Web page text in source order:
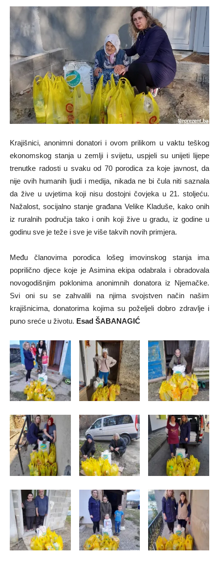
Krajišnici, anonimni donatori i ovom prilikom u vaktu teškog
ekonomskog stanja u zemlji i svijetu, uspjeli su unijeti lijepe
trenutke radosti u svaku od 70 porodica za koje javnost, da
nije ovih humanih ljudi i medija, nikada ne bi čula niti saznala
da žive u uvjetima koji nisu dostojni čovjeka u 21. stoljeću.
Nažalost, socijalno stanje građana Velike Kladuše, kako onih
iz ruralnih područja tako i onih koji žive u gradu, iz godine u
godinu sve je teže i sve je više takvih novih primjera.
Među članovima porodica lošeg imovinskog stanja ima
poprilično djece koje je Asimina ekipa odabrala i obradovala
novogodišnjim poklonima anonimnih donatora iz Njemačke.
Svi oni su se zahvalili na njima svojstven način našim
krajišnicima, donatorima kojima su poželjeli dobro zdravlje i
puno sreće u životu. Esad ŠABANAGIĆ